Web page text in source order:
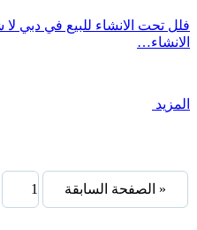
فلل تحت الانشاء للبيع في دبي
الانشاء…
المزيد
« الصفحة السابقة 1